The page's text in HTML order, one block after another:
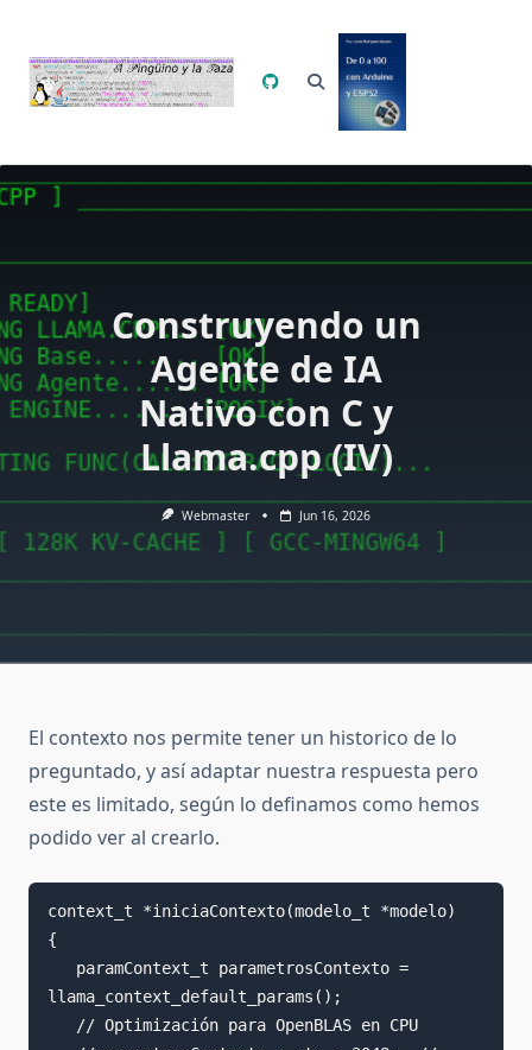
contenido
Construyendo un
Agente de IA
Nativo con C y
Llama.cpp (IV)
Webmaster Jun 16, 2026
El contexto nos permite tener un historico de lo
preguntado, y así adaptar nuestra respuesta pero
este es limitado, según lo definamos como hemos
podido ver al crearlo.
context_t *iniciaContexto(modelo_t *modelo)
{
llama_context_default_params();